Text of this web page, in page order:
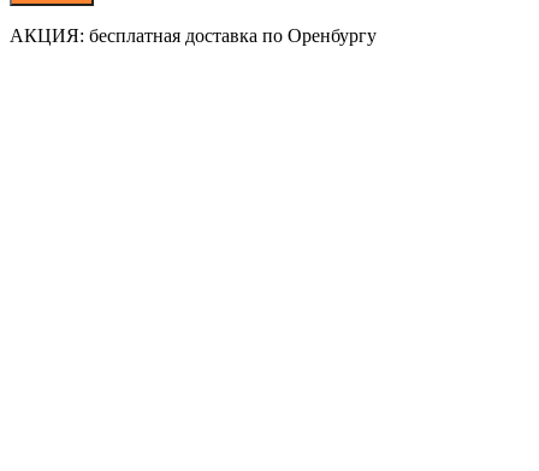
АКЦИЯ: бесплатная доставка по Оренбургу